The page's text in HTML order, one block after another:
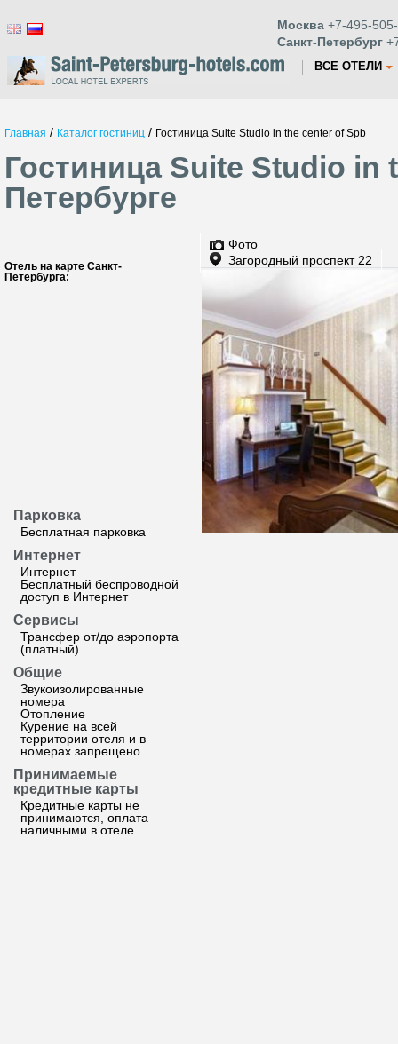
Москва +7-495-
Санкт-Петербург
ВСЕ ОТЕЛИ
Главная / Каталог гостиниц / Гостиница Suite Studio in the center of Spb
Гостиница Suite Studio in
Петербурге
Отель на карте Санкт-
Петербурга:
Парковка
Бесплатная парковка
Интернет
Интернет
Бесплатный беспроводной
доступ в Интернет
Сервисы
Трансфер от/до аэропорта
(платный)
Общие
Звукоизолированные
номера
Отопление
Курение на всей
территории отеля и в
номерах запрещено
Принимаемые
кредитные карты
Кредитные карты не
принимаются, оплата
наличными в отеле.
Фото
Загородный проспект 22